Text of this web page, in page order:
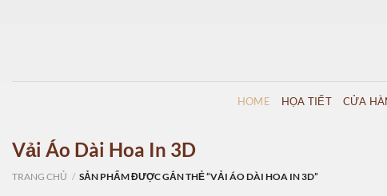
HOME HỌA TIẾT CỬA
Vải Áo Dài Hoa In 3D
TRANG CHỦ / SẢN PHẨM ĐƯỢC GẮN THẺ “VẢI ÁO DÀI HOA IN 3D”